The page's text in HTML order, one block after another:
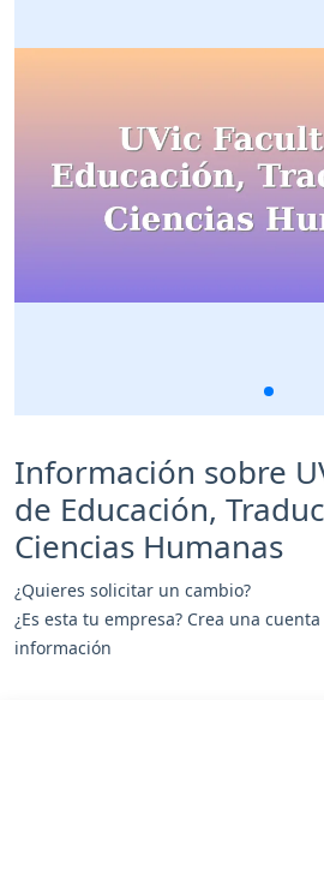
Información sobre
de Educación,
Ciencias Humanas
¿Quieres solicitar un cambio?
¿Es esta tu empresa? Crea una
información